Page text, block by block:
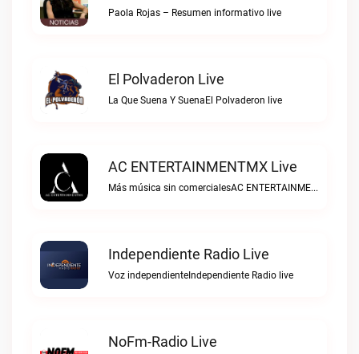
Paola Rojas – Resumen informativo live
El Polvaderon Live
La Que Suena Y SuenaEl Polvaderon live
AC ENTERTAINMENTMX Live
Más música sin comercialesAC ENTERTAINMENTMX live
Independiente Radio Live
Voz independienteIndependiente Radio live
NoFm-Radio Live